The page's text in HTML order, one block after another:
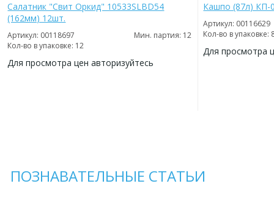
Салатник "Свит Оркид" 10533SLBD54
(162мм) 12шт.
Артикул: 00118697
Мин. партия: 12
Кол-во в упаковке: 12
Для просмотра цен авторизуйтесь
Кашпо (87л) КП-
Артикул: 00116629
Кол-во в упаковке:
Для просмотра
ПОЗНАВАТЕЛЬНЫЕ СТАТЬИ